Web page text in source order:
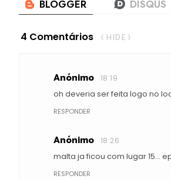
4 Comentários ( HIDE )
Anónimo 18:19
oh deveria ser feita logo no
RESPONDER
Anónimo 18:26
malta ja ficou com lugar 15...
RESPONDER